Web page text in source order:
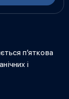
п’яткова
і